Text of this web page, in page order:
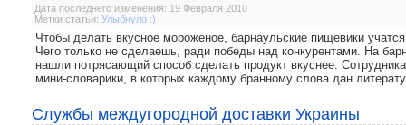
Дата последнего изменения: 19 Февраля 2010
Метки статьи: Улыбнуло :)
Чтобы делать вкусное мороженое, барнаульские пищевики
Чего только не сделаешь, ради победы над конкурентами. На
нашли потрясающий способ сделать продукт вкуснее.
мини-словарики, в которых каждому бранному слова дан
Службы междугородной доставки Украины